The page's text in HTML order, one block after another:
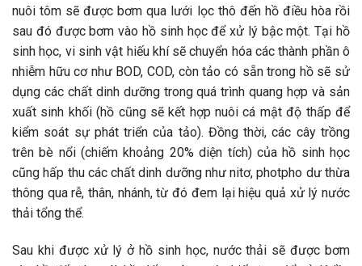
nuôi tôm sẽ được bơm qua lưới lọc thô đến hồ điều hòa rồi
sau đó được bơm vào hồ sinh học để xử lý bậc một. Tại hồ
sinh học, vi sinh vật hiếu khí sẽ chuyển hóa các thành phần ô
nhiễm hữu cơ như BOD, COD, còn tảo có sẵn trong hồ sẽ sử
dụng các chất dinh dưỡng trong quá trình quang hợp và sản
xuất sinh khối (hồ cũng sẽ kết hợp nuôi cá mật độ thấp để
kiểm soát sự phát triển của tảo). Đồng thời, các cây trồng
trên bè nổi (chiếm khoảng 20% diện tích) của hồ sinh học
cũng hấp thu các chất dinh dưỡng như nitơ, photpho dư thừa
thông qua rễ, thân, nhánh, từ đó đem lại hiệu quả xử lý nước
thải tổng thể.
Sau khi được xử lý ở hồ sinh học, nước thải sẽ được bơm